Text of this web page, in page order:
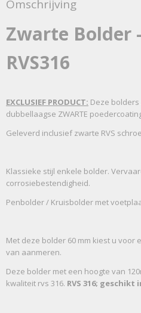
0,50 Kg
Omschrijving
Zwarte Bolder
RVS316
EXCLUSIEF PRODUCT: Deze
dubbellaagse ZWARTE
Geleverd inclusief zwarte RVS
Klassieke stijl enkele bolder.
corrosiebestendigheid.
Penbolder / Kruisbolder met
Met deze bolder 60 mm kiest u
van aanmeren.
Deze bolder met een hoogte van
kwaliteit rvs 316. RVS 316;